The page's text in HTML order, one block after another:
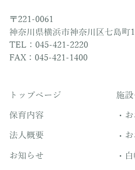
〒221-0061
神奈川県横浜市神奈川区七島町
TEL：045-421-2220
FAX：045-421-1400
トップページ
保育内容
法人概要
お知らせ
施